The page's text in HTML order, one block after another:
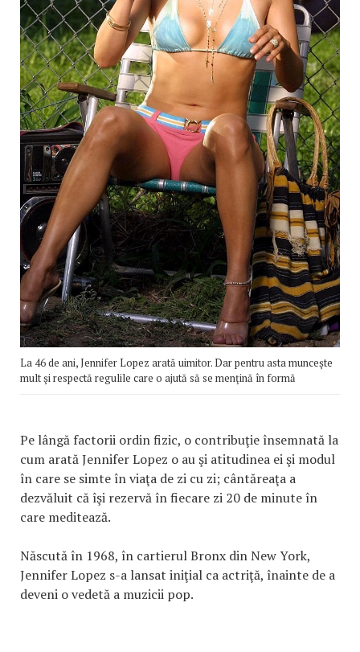
La 46 de ani, Jennifer Lopez arată uimitor. Dar pentru asta munceşte
mult şi respectă regulile care o ajută să se menţină în formă
Pe lângă factorii ordin fizic, o contribuţie însemnată la
cum arată Jennifer Lopez o au şi atitudinea ei şi modul
în care se simte în viaţa de zi cu zi; cântăreaţa a
dezvăluit că îşi rezervă în fiecare zi 20 de minute în
care meditează.
Născută în 1968, în cartierul Bronx din New York,
Jennifer Lopez s-a lansat iniţial ca actriţă, înainte de a
deveni o vedetă a muzicii pop.